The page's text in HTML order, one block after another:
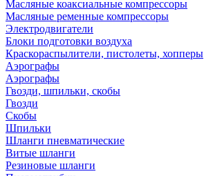
Масляные коаксиальные компрессоры
Масляные ременные компрессоры
Электродвигатели
Блоки подготовки воздуха
Краскораспылители, пистолеты, хопперы
Аэрографы
Аэрографы
Гвозди, шпильки, скобы
Гвозди
Скобы
Шпильки
Шланги пневматические
Витые шланги
Резиновые шланги